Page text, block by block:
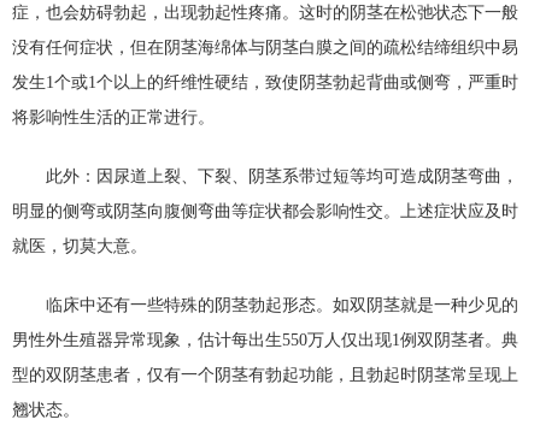
症，也会妨碍勃起，出现勃起性疼痛。这时的阴茎在松弛状态下一般
没有任何症状，但在阴茎海绵体与阴茎白膜之间的疏松结缔组织中易
发生1个或1个以上的纤维性硬结，致使阴茎勃起背曲或侧弯，严重时
将影响性生活的正常进行。
此外：因尿道上裂、下裂、阴茎系带过短等均可造成阴茎弯曲，
明显的侧弯或阴茎向腹侧弯曲等症状都会影响性交。上述症状应及时
就医，切莫大意。
临床中还有一些特殊的阴茎勃起形态。如双阴茎就是一种少见的
男性外生殖器异常现象，估计每出生550万人仅出现1例双阴茎者。典
型的双阴茎患者，仅有一个阴茎有勃起功能，且勃起时阴茎常呈现上
翘状态。